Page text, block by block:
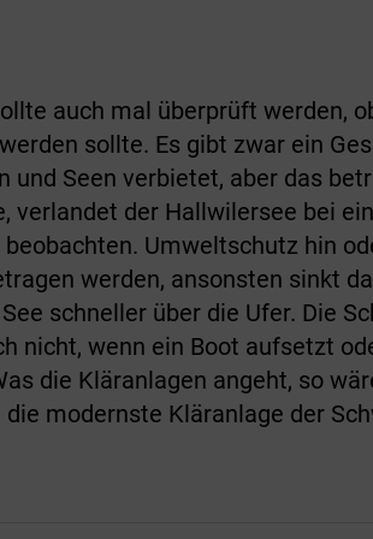
auch mal überprüft werden,
sollte. Es gibt zwar ein
und Seen verbietet, aber das
verlandet der Hallwilersee bei
Umweltschutz hin
werden, ansonsten sinkt
schneller über die Ufer. Die
nicht, wenn ein Boot aufsetzt
die Kläranlagen angeht, so
modernste Kläranlage der